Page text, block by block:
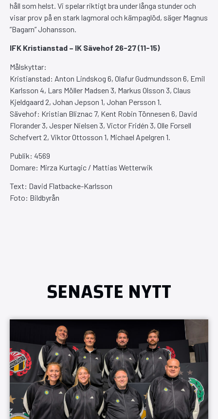
håll som helst. Vi spelar riktigt bra under långa stunder och
visar prov på en stark lagmoral och kämpaglöd, säger Magnus
”Bagarn” Johansson.
IFK Kristianstad – IK Sävehof 26-27 (11-15)
Målskyttar:
Kristianstad: Anton Lindskog 6, Olafur Gudmundsson 6, Emil
Karlsson 4, Lars Möller Madsen 3, Markus Olsson 3, Claus
Kjeldgaard 2, Johan Jepson 1, Johan Persson 1.
Sävehof: Kristian Bliznac 7, Kent Robin Tönnesen 6, David
Florander 3, Jesper Nielsen 3, Victor Fridén 3, Olle Forsell
Schefvert 2, Viktor Ottosson 1, Michael Apelgren 1.
Publik: 4569
Domare: Mirza Kurtagic / Mattias Wetterwik
Text: David Flatbacke-Karlsson
Foto: Bildbyrån
SENASTE NYTT